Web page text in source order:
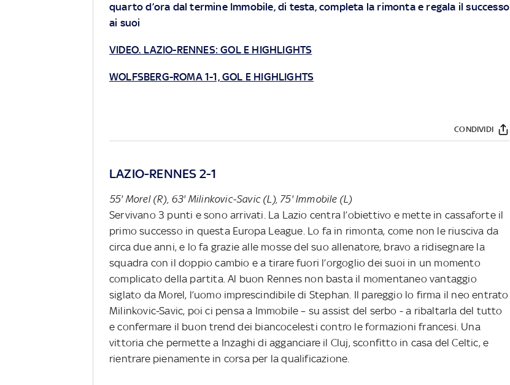
quarto d’ora dal termine Immobile, di testa, completa la rimonta e regala il successo
ai suoi
VIDEO. LAZIO-RENNES: GOL E HIGHLIGHTS
WOLFSBERG-ROMA 1-1, GOL E HIGHLIGHTS
CONDIVIDI
LAZIO-RENNES 2-1
55' Morel (R), 63' Milinkovic-Savic (L), 75' Immobile (L)
Servivano 3 punti e sono arrivati. La Lazio centra l’obiettivo e mette in cassaforte il
primo successo in questa Europa League. Lo fa in rimonta, come non le riusciva da
circa due anni, e lo fa grazie alle mosse del suo allenatore, bravo a ridisegnare la
squadra con il doppio cambio e a tirare fuori l’orgoglio dei suoi in un momento
complicato della partita. Al buon Rennes non basta il momentaneo vantaggio
siglato da Morel, l’uomo imprescindibile di Stephan. Il pareggio lo firma il neo entrato
Milinkovic-Savic, poi ci pensa a Immobile – su assist del serbo - a ribaltarla del tutto
e confermare il buon trend dei biancocelesti contro le formazioni francesi. Una
vittoria che permette a Inzaghi di agganciare il Cluj, sconfitto in casa del Celtic, e
rientrare pienamente in corsa per la qualificazione.